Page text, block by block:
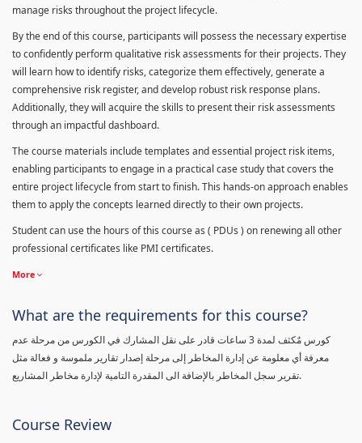
manage risks throughout the project lifecycle.
By the end of this course, participants will possess the necessary expertise
to confidently perform qualitative risk assessments for their projects. They
will learn how to identify risks, categorize them effectively, generate a
comprehensive risk register, and develop robust risk response plans.
Additionally, they will acquire the skills to present their risk assessments
through an impactful dashboard.
The course materials include templates and essential project risk items,
enabling participants to engage in a practical case study that covers the
entire project lifecycle from start to finish. This hands-on approach enables
them to apply the concepts learned directly to their own projects.
Student can use the hours of this course as ( PDUs ) on renewing all other
professional certificates like PMI certificates.
More
What are the requirements for this course?
كورس مٌكثف لمدة 3 ساعات قادر على نقل المشارك في الكورس من مرحلة عدم
معرفة أي معلومة عن إدارة المخاطر إلى مرحلة إصدار تقارير ملموسة و فعالة مثل
تقرير سجل المخاطر بالإضافة الى المقدرة التامية لإدارة مخاطر المشاريع.
Course Review